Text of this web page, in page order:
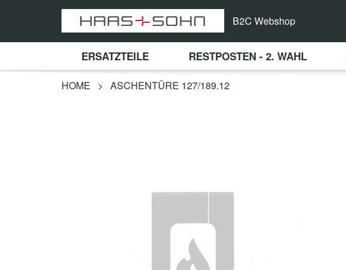
B2C Webshop
ERSATZTEILE RESTPOSTEN - 2. WAHL
HOME > ASCHENTÜRE 127/189.12